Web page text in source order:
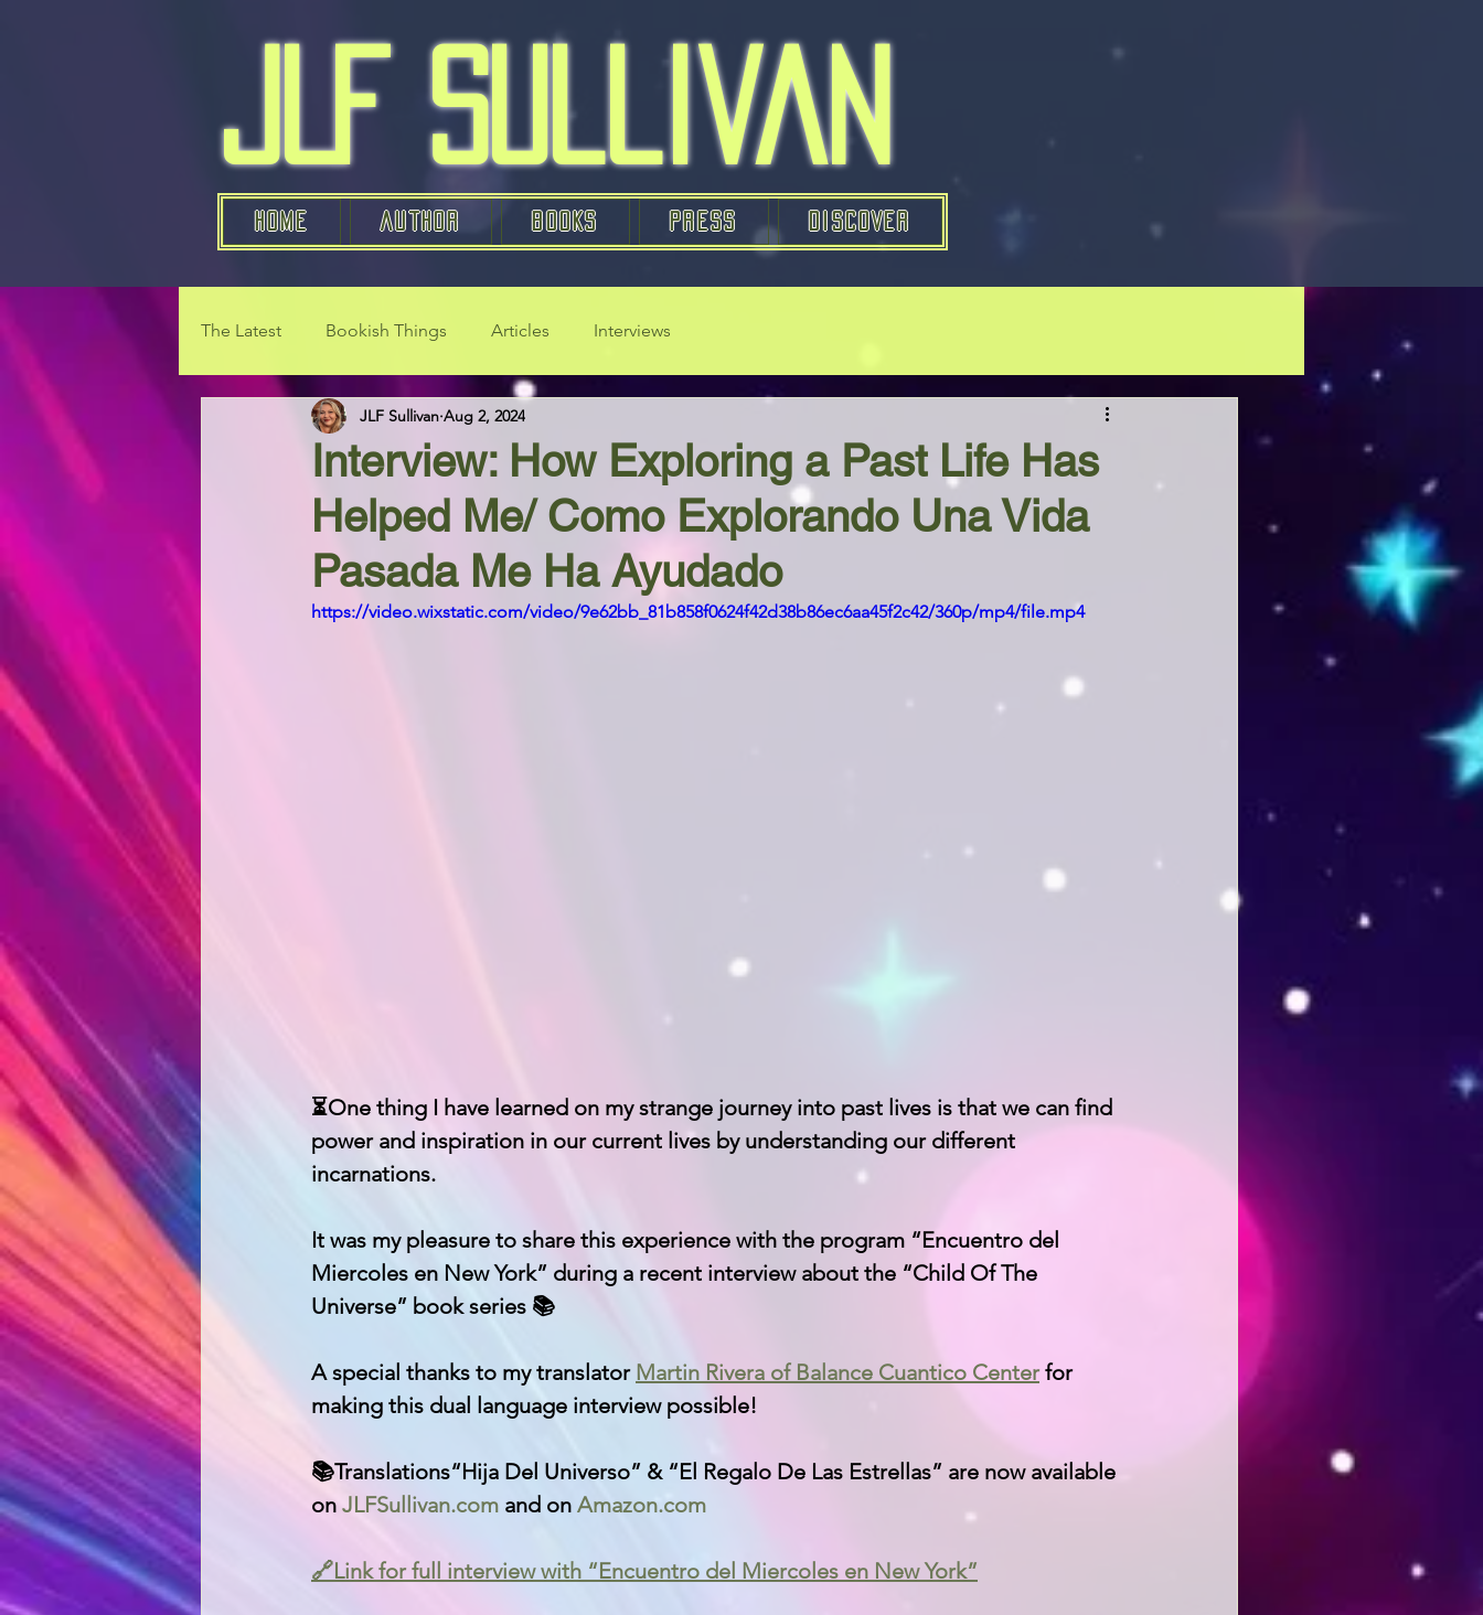
JLF Sullivan
Home AUTHOR BOOKS PRESS DISCOVER
The Latest Bookish Things Articles Interviews
Interview: How Exploring a Past Life Has
Helped Me/ Como Explorando Una Vida
Pasada Me Ha Ayudado
JLF Sullivan Aug 2, 2024
https://video.wixstatic.com/video/9e62bb_81b858f0624f42d38b86ec6aa45f2c42/360p/mp4/file.mp4
⏳One thing I have learned on my strange journey into past lives is that we can find
power and inspiration in our current lives by understanding our different
incarnations.
It was my pleasure to share this experience with the program “Encuentro del
Miercoles en New York” during a recent interview about the “Child Of The
Universe” book series 📚
A special thanks to my translator Martin Rivera of Balance Cuantico Center for
making this dual language interview possible!
📚Translations“Hija Del Universo” & “El Regalo De Las Estrellas” are now available
on JLFSullivan.com and on Amazon.com
🔗Link for full interview with “Encuentro del Miercoles en New York”